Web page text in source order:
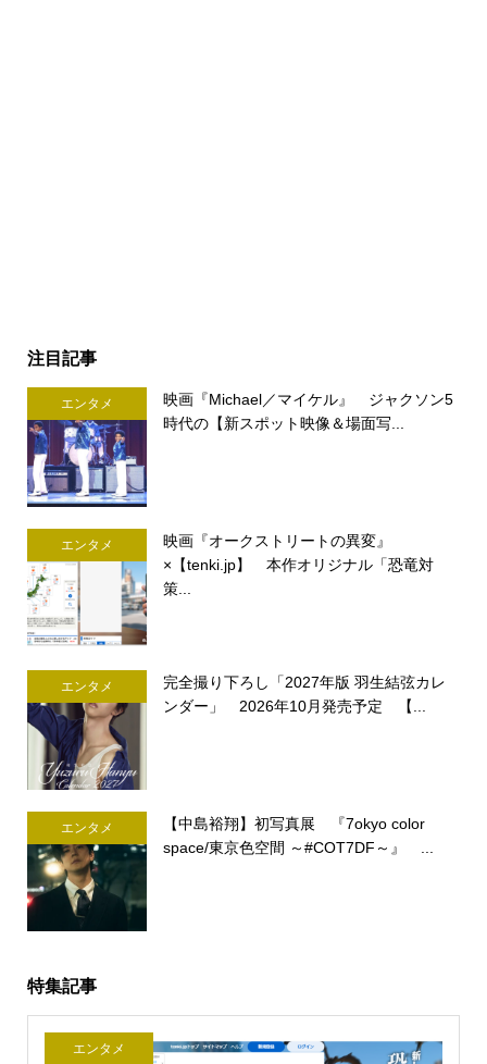
注目記事
エンタメ
映画『Michael／マイケル』 ジャクソン5
時代の【新スポット映像＆場面写...
エンタメ
映画『オークストリートの異変』
×【tenki.jp】 本作オリジナル「恐竜対
策...
エンタメ
完全撮り下ろし「2027年版 羽生結弦カレ
ンダー」 2026年10月発売予定 【...
エンタメ
【中島裕翔】初写真展 『7okyo color
space/東京色空間 ～#COT7DF～』 ...
特集記事
エンタメ